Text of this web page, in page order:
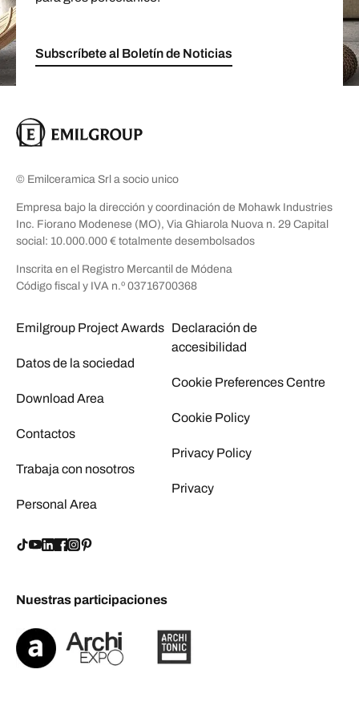
Subscríbete al Boletín de Noticias
© Emilceramica Srl a socio unico
Empresa bajo la dirección y coordinación de Mohawk Industries
Inc. Fiorano Modenese (MO), Via Ghiarola Nuova n. 29 Capital
social: 10.000.000 € totalmente desembolsados
Inscrita en el Registro Mercantil de Módena
Código fiscal y IVA n.º 03716700368
Emilgroup Project Awards
Datos de la sociedad
Download Area
Contactos
Trabaja con nosotros
Personal Area
Declaración de
accesibilidad
Cookie Preferences Centre
Cookie Policy
Privacy Policy
Privacy
Nuestras participaciones